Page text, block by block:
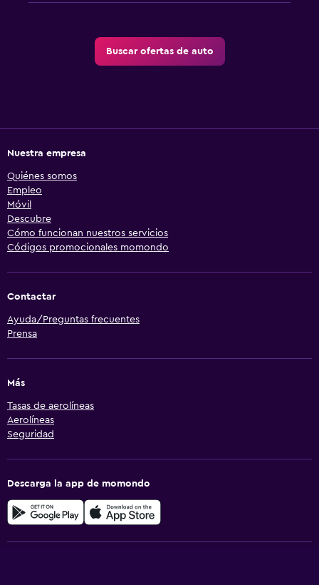
Buscar ofertas de auto
Nuestra empresa
Quiénes somos
Empleo
Móvil
Descubre
Cómo funcionan nuestros servicios
Códigos promocionales momondo
Contactar
Ayuda/Preguntas frecuentes
Prensa
Más
Tasas de aerolíneas
Aerolíneas
Seguridad
Descarga la app de momondo